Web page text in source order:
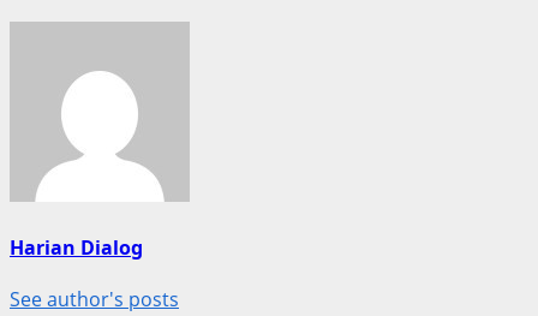
Harian Dialog
See author's posts